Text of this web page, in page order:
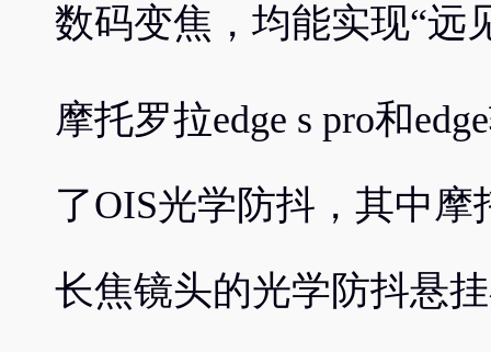
数码变焦，均能实现“远
摩托罗拉edge s pro和
了OIS光学防抖，其中摩
长焦镜头的光学防抖悬